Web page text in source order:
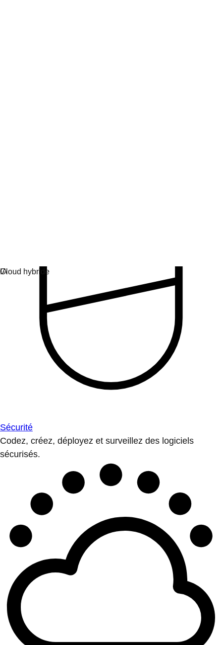
Sécurité
Codez, créez, déployez et surveillez des logiciels
sécurisés.